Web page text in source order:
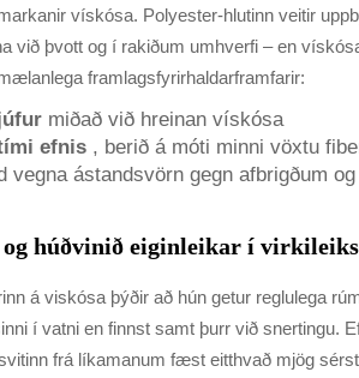
vískósa. Polyester-hlutinn veitir
við þvott og í rakiðum umhverfi – en
framlagsfyrirhaldarframfarir:
miðað við hreinan vískósa
efnis , berið á móti minni vöxtu
vegna ástandsvörn gegn afbrigðum
húðvinið eiginleikar í
á viskósa þýðir að hún getur reglulega
í vatni en finnst samt þurr við snertingu.
frá líkamanum fæst eitthvað mjög